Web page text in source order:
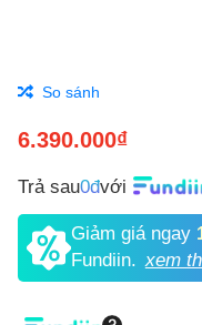
So sánh
6.390.000₫
Trả sau0đvới
Giảm giá ngay
Fundiin. xem